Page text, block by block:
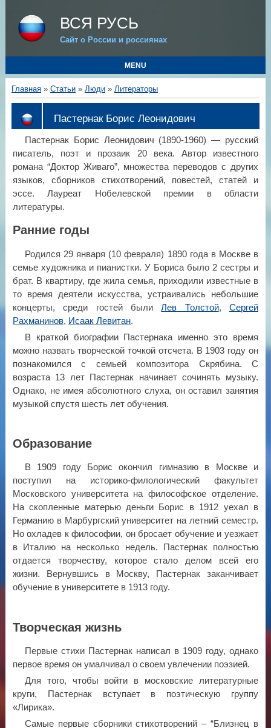
ВСЯ РУСЬ
Сайт о России и россиянах
MENU
Главная» Статьи» Люди» Литераторы
Пастернак Борис Леонидович
Пастернак Борис Леонидович (1890-1960) — русский
писатель, поэт и прозаик 20 века. Автор известного
романа “Доктор Живаго”, множества переводов с других
языков, сборников стихотворений, повестей, статей и
эссе. Лауреат Нобелевской премии в области
литературы.
Ранние годы
Родился 29 января (10 февраля) 1890 года в Москве в
семье художника и пианистки. У Бориса было 2 сестры и
брат. В квартиру, где жила семья, приходили известные в
то время деятели искусства, устраивались небольшие
концерты, среди гостей былиЛев Толстой, Сергей
Рахманинов, Исаак Левитан.
В краткой биографии Пастернака именно это время
можно назвать творческой точкой отсчета. В 1903 году он
познакомился с семьей композитора Скрябина. С
возраста 13 лет Пастернак начинает сочинять музыку.
Однако, не имея абсолютного слуха, он оставил занятия
музыкой спустя шесть лет обучения.
Образование
В 1909 году Борис окончил гимназию в Москве и
поступил на историко-филологический факультет
Московского университета на философское отделение.
На скопленные матерью деньги Борис в 1912 уехал в
Германию в Марбургский университет на летний семестр.
Но охладев к философии, он бросает обучение и уезжает
в Италию на несколько недель. Пастернак полностью
отдается творчеству, которое стало делом всей его
жизни. Вернувшись в Москву, Пастернак заканчивает
обучение в университете в 1913 году.
Творческая жизнь
Первые стихи Пастернак написал в 1909 году, однако
первое время он умалчивал о своем увлечении поэзией.
Для того, чтобы войти в московские литературные
круги, Пастернак вступает в поэтическую группу
«Лирика».
Самые первые сборники стихотворений – “Близнец в